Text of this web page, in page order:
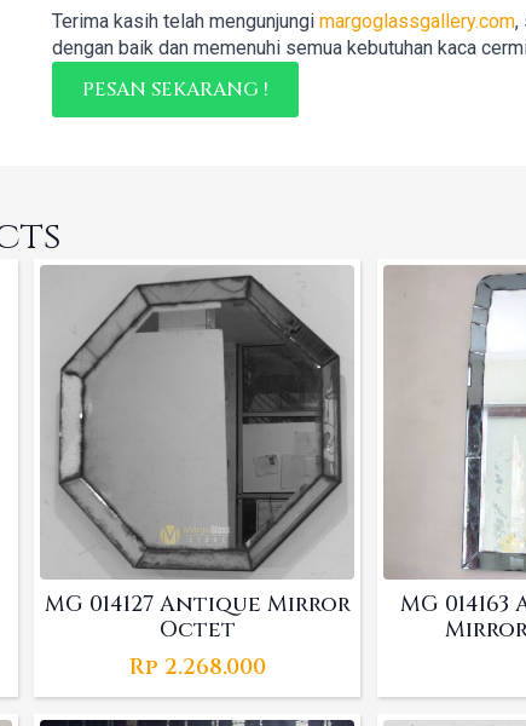
Terima kasih telah mengunjungi margoglassgallery.com,
dengan baik dan memenuhi semua kebutuhan kaca
PESAN SEKARANG !
MG 014127 Antique Mirror
Octet
Rp 2.268.000
MG